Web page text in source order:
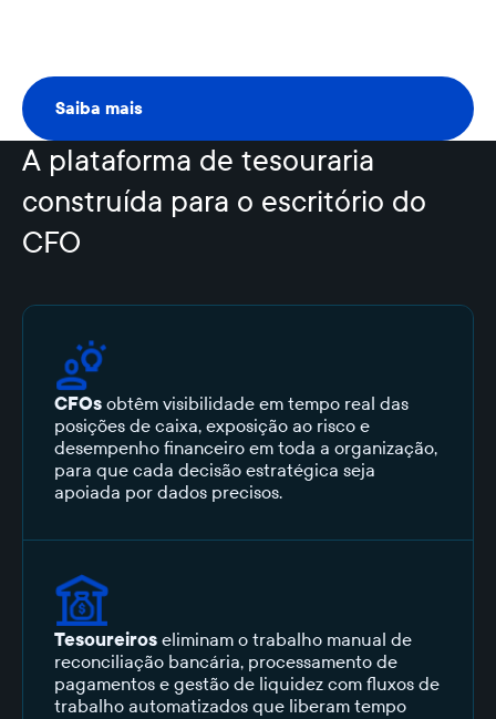
Saiba mais
Saiba mais
A plataforma de tesouraria
construída para o escritório do
CFO
CFOs obtêm visibilidade em tempo real das
posições de caixa, exposição ao risco e
desempenho financeiro em toda a organização,
para que cada decisão estratégica seja
apoiada por dados precisos.
Tesoureiros eliminam o trabalho manual de
reconciliação bancária, processamento de
pagamentos e gestão de liquidez com fluxos de
trabalho automatizados que liberam tempo